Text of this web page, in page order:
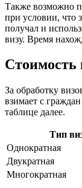
Также возможно
при условии, что
получал и
визу. Время
Стоимость
За обработку
взимает с
таблице далее.
Тип
Однократная
Двукратная
Многократная